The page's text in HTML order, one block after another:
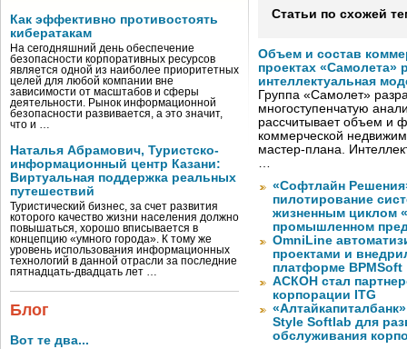
Как эффективно противостоять
кибератакам
На сегодняшний день обеспечение
безопасности корпоративных ресурсов
является одной из наиболее приоритетных
целей для любой компании вне
зависимости от масштабов и сферы
деятельности. Рынок информационной
безопасности развивается, а это значит,
что и …
Наталья Абрамович, Туристско-
информационный центр Казани:
Виртуальная поддержка реальных
путешествий
Туристический бизнес, за счет развития
которого качество жизни населения должно
повышаться, хорошо вписывается в
концепцию «умного города». К тому же
уровень использования информационных
технологий в данной отрасли за последние
пятнадцать-двадцать лет …
Блог
Вот те два...
Статьи по схожей
Объем и состав
проектах «Самолета»
интеллектуальная
Группа «Самолет»
многоступенчатую
рассчитывает объем и
коммерческой
мастер-плана.
…
«Софтлайн
пилотирование
жизненным циклом
промышленном
OmniLine
проектами и
платформе BPMSoft
АСКОН стал
корпорации ITG
Style Softlab для
обслуживания